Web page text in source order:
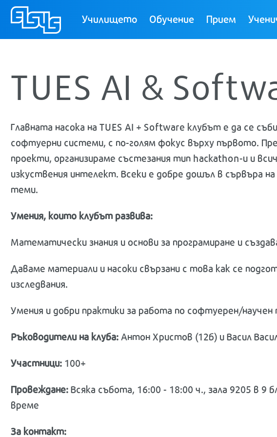
Училището Обучение Прием
TUES AI &
Главната насока на TUES AI + Software клубът е да се
софтуерни системи, с по-голям фокус върху първото.
проекти, организираме състезания тип hackathon-и и
изкуствения интелект. Всеки е добре дошъл в сървъра
теми.
Умения, които клубът развива:
Математически знания и основи за програмиране и
Даваме материали и насоки свързани с това как се
изследвания.
Умения и добри практики за работа по софтуерен/
Ръководители на клуба:Антон Христов (12б) и Васил
Участници:100+
Провеждане:Всяка събота, 16:00 - 18:00 ч., зала 9205 в 9
време
За контакт: